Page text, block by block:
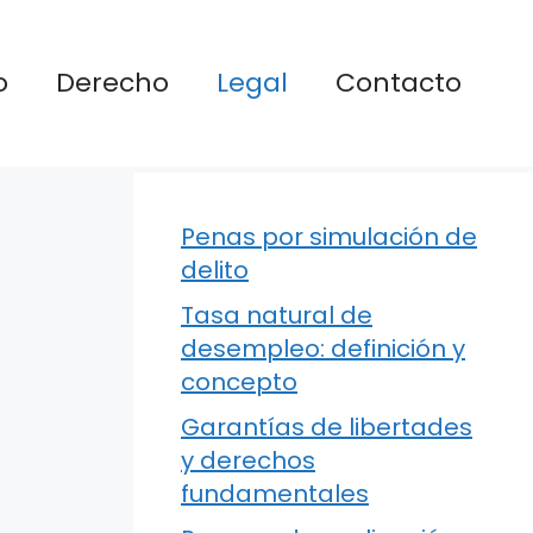
Derecho Legal Contacto
Penas por simulación de
delito
Tasa natural de
desempleo: definición y
concepto
Garantías de libertades
y derechos
fundamentales